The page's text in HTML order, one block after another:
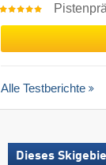
Alle Testberichte
Dieses